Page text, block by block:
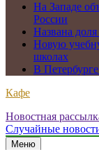
На Западе
России
Названа
Новую
школах
В
Кафе
Новостная
Случайные
Меню